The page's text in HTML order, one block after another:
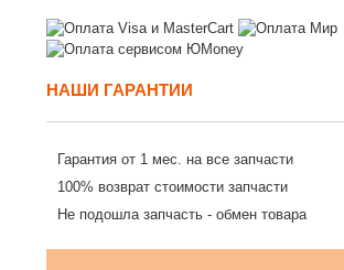
НАШИ ГАРАНТИИ
Гарантия от 1 мес. на все запчасти
100% возврат стоимости запчасти
Не подошла запчасть - обмен товара